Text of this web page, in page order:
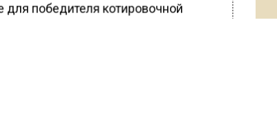
для победителя котировочной